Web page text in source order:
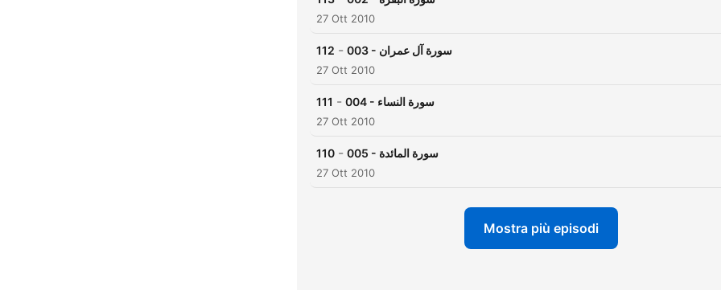
27 Ott 2010
112 - 003 - سورة آل عمران
27 Ott 2010
111 - 004 - سورة النساء
27 Ott 2010
110 - 005 - سورة المائدة
27 Ott 2010
Mostra più episodi